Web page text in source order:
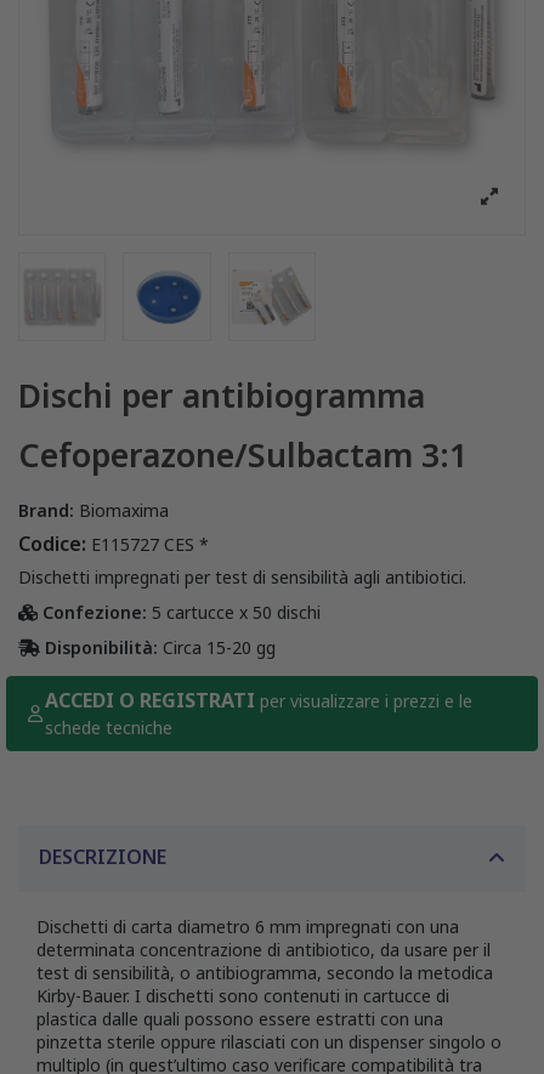
Dischi per antibiogramma
Cefoperazone/Sulbactam 3:1
Brand: Biomaxima
Codice: E115727 CES *
Dischetti impregnati per test di sensibilità agli antibiotici.
Confezione: 5 cartucce x 50 dischi
Disponibilità: Circa 15-20 gg
ACCEDI O REGISTRATI per visualizzare i prezzi e le
schede tecniche
DESCRIZIONE
Dischetti di carta diametro 6 mm impregnati con una
determinata concentrazione di antibiotico, da usare per il
test di sensibilità, o antibiogramma, secondo la metodica
Kirby-Bauer. I dischetti sono contenuti in cartucce di
plastica dalle quali possono essere estratti con una
pinzetta sterile oppure rilasciati con un dispenser singolo o
multiplo (in quest’ultimo caso verificare compatibilità tra